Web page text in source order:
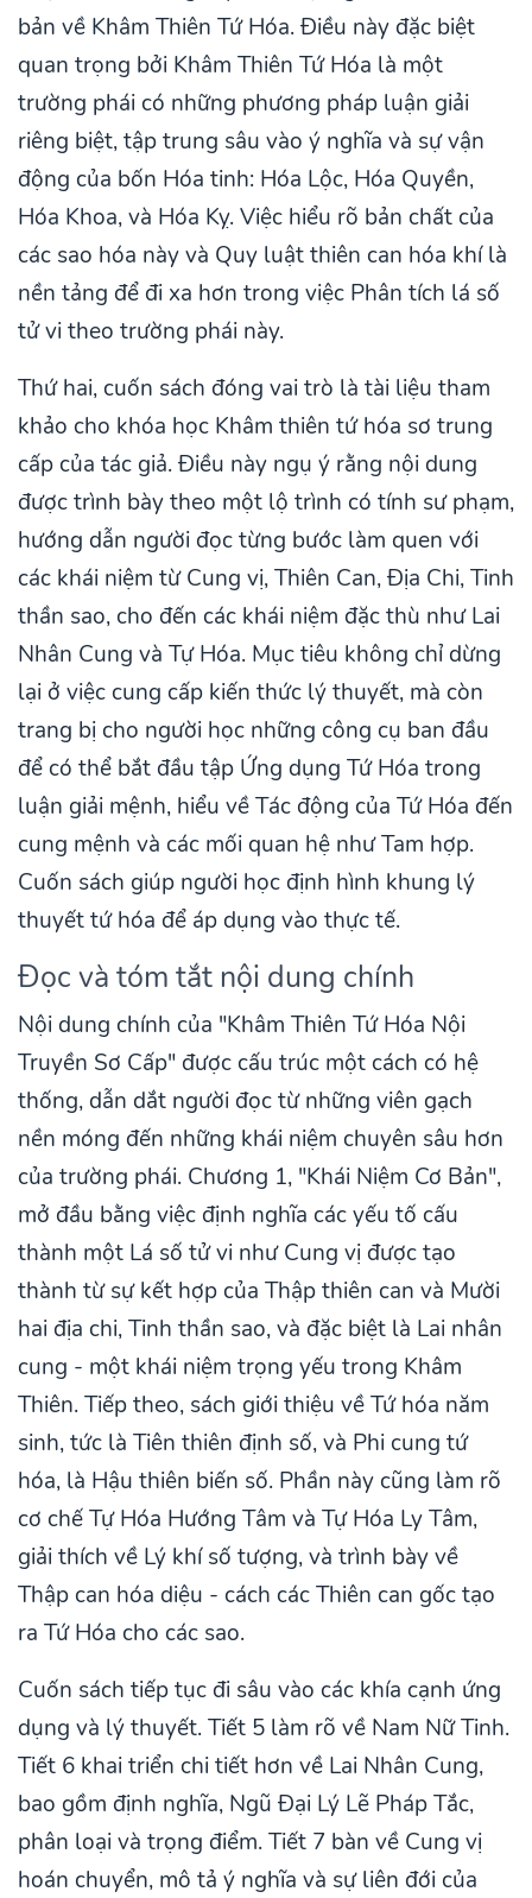
bản về Khâm Thiên Tứ Hóa. Điều này đặc biệt
quan trọng bởi Khâm Thiên Tứ Hóa là một
trường phái có những phương pháp luận giải
riêng biệt, tập trung sâu vào ý nghĩa và sự vận
động của bốn Hóa tinh: Hóa Lộc, Hóa Quyền,
Hóa Khoa, và Hóa Kỵ. Việc hiểu rõ bản chất của
các sao hóa này và Quy luật thiên can hóa khí là
nền tảng để đi xa hơn trong việc Phân tích lá số
tử vi theo trường phái này.
Thứ hai, cuốn sách đóng vai trò là tài liệu tham
khảo cho khóa học Khâm thiên tứ hóa sơ trung
cấp của tác giả. Điều này ngụ ý rằng nội dung
được trình bày theo một lộ trình có tính sư phạm,
hướng dẫn người đọc từng bước làm quen với
các khái niệm từ Cung vị, Thiên Can, Địa Chi, Tinh
thần sao, cho đến các khái niệm đặc thù như Lai
Nhân Cung và Tự Hóa. Mục tiêu không chỉ dừng
lại ở việc cung cấp kiến thức lý thuyết, mà còn
trang bị cho người học những công cụ ban đầu
để có thể bắt đầu tập Ứng dụng Tứ Hóa trong
luận giải mệnh, hiểu về Tác động của Tứ Hóa đến
cung mệnh và các mối quan hệ như Tam hợp.
Cuốn sách giúp người học định hình khung lý
thuyết tứ hóa để áp dụng vào thực tế.
Đọc và tóm tắt nội dung chính
Nội dung chính của "Khâm Thiên Tứ Hóa Nội
Truyền Sơ Cấp" được cấu trúc một cách có hệ
thống, dẫn dắt người đọc từ những viên gạch
nền móng đến những khái niệm chuyên sâu hơn
của trường phái. Chương 1, "Khái Niệm Cơ Bản",
mở đầu bằng việc định nghĩa các yếu tố cấu
thành một Lá số tử vi như Cung vị được tạo
thành từ sự kết hợp của Thập thiên can và Mười
hai địa chi, Tinh thần sao, và đặc biệt là Lai nhân
cung - một khái niệm trọng yếu trong Khâm
Thiên. Tiếp theo, sách giới thiệu về Tứ hóa năm
sinh, tức là Tiên thiên định số, và Phi cung tứ
hóa, là Hậu thiên biến số. Phần này cũng làm rõ
cơ chế Tự Hóa Hướng Tâm và Tự Hóa Ly Tâm,
giải thích về Lý khí số tượng, và trình bày về
Thập can hóa diệu - cách các Thiên can gốc tạo
ra Tứ Hóa cho các sao.
Cuốn sách tiếp tục đi sâu vào các khía cạnh ứng
dụng và lý thuyết. Tiết 5 làm rõ về Nam Nữ Tinh.
Tiết 6 khai triển chi tiết hơn về Lai Nhân Cung,
bao gồm định nghĩa, Ngũ Đại Lý Lẽ Pháp Tắc,
phân loại và trọng điểm. Tiết 7 bàn về Cung vị
hoán chuyển, mô tả ý nghĩa và sự liên đới của